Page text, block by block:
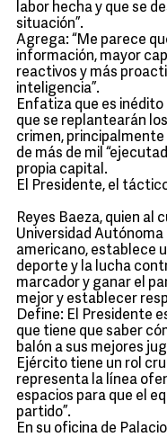
labor hecha y que se
situación”.
Agrega: “Me parece
información, mayor
reactivos y más
inteligencia”.
Enfatiza que es
que se replantearán
crimen,
de más de mil
propia capital.
El Presidente, el
Reyes Baeza, quien al
Universidad
americano, establece
deporte y la lucha
marcador y ganar el
mejor y establecer
Define: El Presidente
que tiene que saber
balón a sus mejores
Ejército tiene un rol
representa la línea
espacios para que el
partido”.
En su oficina de